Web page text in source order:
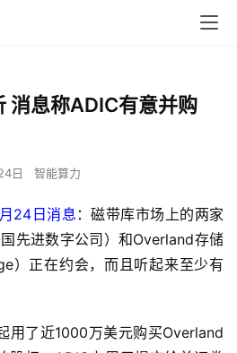
消息称ADIC有意并购
日 智能算力
24日消息 ：磁带库市场上的两家
先进数字公司）和Overland存储
）正在约会，而且听起来至少有
了近1000万美元购买Overland